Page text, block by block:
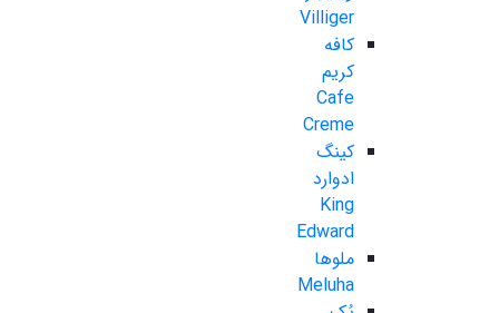
Villiger
کافه
کریم
Cafe
Creme
کینگ
ادوارد
King
Edward
ملوها
Meluha